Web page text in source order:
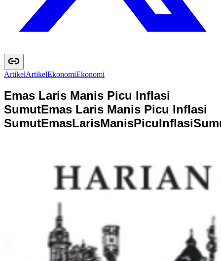
ArtikelArtikelEkonomiEkonomi
Emas Laris Manis Picu Inflasi
SumutEmas Laris Manis Picu Inflasi
SumutEmasLarisManisPicuInflasiSum